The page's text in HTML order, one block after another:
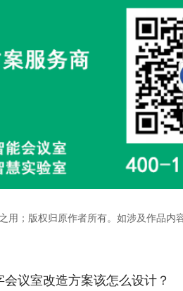
；版权归原作者所有。如涉及作品内
议室改造方案该怎么设计？